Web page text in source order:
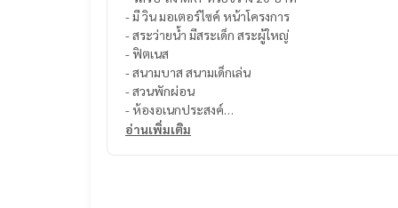
- มี วิน มอเตอร์ไซค์ หน้าโครงการ
- สระว่ายน้ำ มีสระเด็ก สระผู้ใหญ่
- ฟิตเนส
- สนามบาส สนามเด็กเล่น
- สวนพักผ่อน
- ห้องอเนกประสงค์
- ท็อป ,เซเว่น ,ร้านอาหาร ใต้ตึก
อ่านเพิ่มเติม